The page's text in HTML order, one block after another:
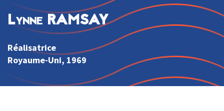
Lynne RAMSAY
Réalisatrice
Royaume-Uni, 1969